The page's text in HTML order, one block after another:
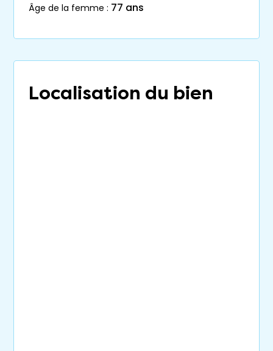
âge de la femme : 77 ans
Localisation du bien